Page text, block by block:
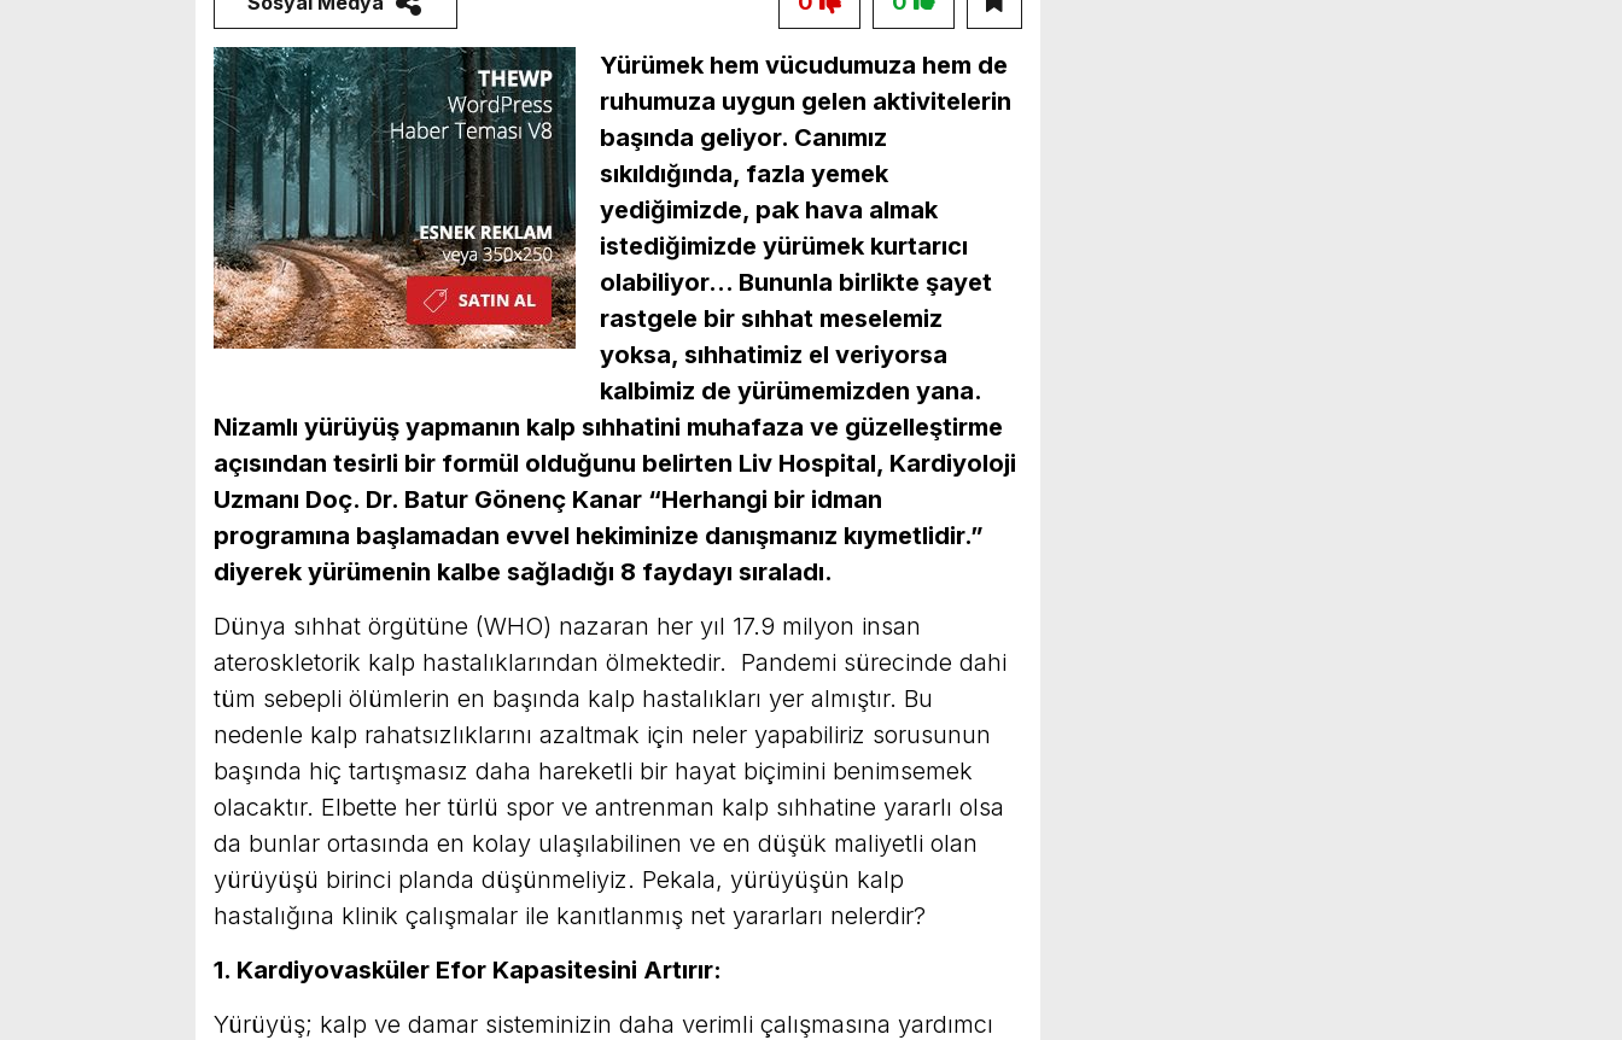
Yürümek hem vücudumuza hem de
ruhumuza uygun gelen aktivitelerin
başında geliyor. Canımız
sıkıldığında, fazla yemek
yediğimizde, pak hava almak
istediğimizde yürümek kurtarıcı
olabiliyor… Bununla birlikte şayet
rastgele bir sıhhat meselemiz
yoksa, sıhhatimiz el veriyorsa
kalbimiz de yürümemizden yana.
Nizamlı yürüyüş yapmanın kalp sıhhatini muhafaza ve güzelleştirme
açısından tesirli bir formül olduğunu belirten Liv Hospital, Kardiyoloji
Uzmanı Doç. Dr. Batur Gönenç Kanar “Herhangi bir idman
programına başlamadan evvel hekiminize danışmanız kıymetlidir.”
diyerek yürümenin kalbe sağladığı 8 faydayı sıraladı.
Dünya sıhhat örgütüne (WHO) nazaran her yıl 17.9 milyon insan
ateroskletorik kalp hastalıklarından ölmektedir. Pandemi sürecinde dahi
tüm sebepli ölümlerin en başında kalp hastalıkları yer almıştır. Bu
nedenle kalp rahatsızlıklarını azaltmak için neler yapabiliriz sorusunun
başında hiç tartışmasız daha hareketli bir hayat biçimini benimsemek
olacaktır. Elbette her türlü spor ve antrenman kalp sıhhatine yararlı olsa
da bunlar ortasında en kolay ulaşılabilinen ve en düşük maliyetli olan
yürüyüşü birinci planda düşünmeliyiz. Pekala, yürüyüşün kalp
hastalığına klinik çalışmalar ile kanıtlanmış net yararları nelerdir?
1. Kardiyovasküler Efor Kapasitesini Artırır:
Yürüyüş; kalp ve damar sisteminizin daha verimli çalışmasına yardımcı